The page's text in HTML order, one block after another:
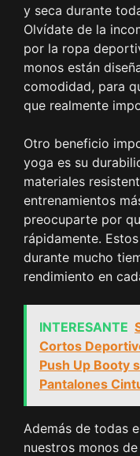
y seca durante
Olvídate de la
por la ropa
monos están
comodidad, para
que realmente
Otro beneficio
yoga es su
materiales
entrenamientos
preocuparte por
rápidamente.
durante mucho
rendimiento en
INTERESANTE
Cortos
Push Up Booty
Pantalones
Además de todas
nuestros monos